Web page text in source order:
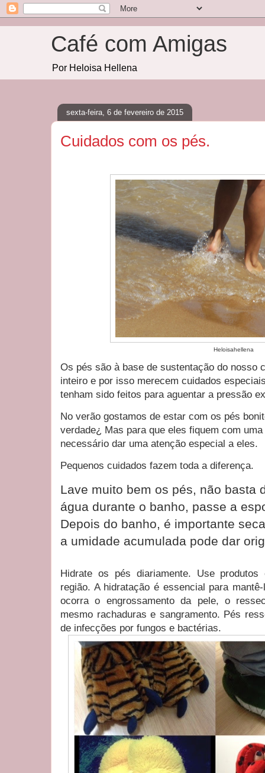
Café com Amigas
Por Heloisa Hellena
sexta-feira, 6 de fevereiro de 2015
Cuidados com os pés.
Heloisahellena
Os pés são à base de sustentação do nosso
inteiro e por isso merecem cuidados
tenham sido feitos para aguentar a pressão
No verão gostamos de estar com os pés
verdade¿ Mas para que eles fiquem com
necessário dar uma atenção especial a eles.
Pequenos cuidados fazem toda a diferença.
Lave muito bem os pés, não basta
água durante o banho, passe a
Depois do banho, é importante
a umidade acumulada pode dar
Hidrate os pés diariamente. Use
região. A hidratação é essencial para
ocorra o engrossamento da pele, o
mesmo rachaduras e sangramento. Pés
de infecções por fungos e bactérias.